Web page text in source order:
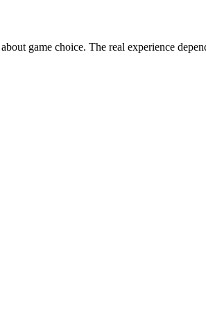
game choice. The real experience